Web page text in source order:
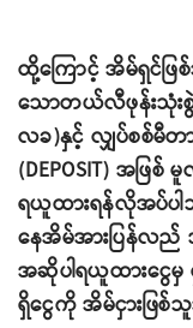
ထို့ကြောင့် အိမ်ရှင်ဖ
သောတယ်လီဖုန်းသုံး
လခ)နှင့် လျှပ်စစ်မီ
(DEPOSIT) အဖြ
ရယူထားရန်လိုအပ်ပါ
နေအိမ်အားပြန်လည် အ
အဆိုပါရယူထားငွေမှ ရှ
ရှိငွေကို အိမ်ငှားဖြ